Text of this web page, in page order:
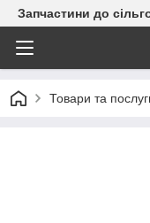
Запчастини до
Товари та